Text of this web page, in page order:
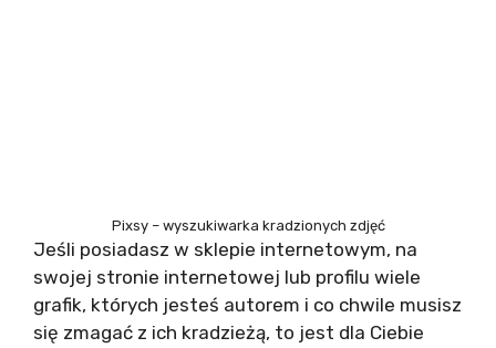
Pixsy – wyszukiwarka kradzionych zdjęć
Jeśli posiadasz w sklepie internetowym, na
swojej stronie internetowej lub profilu wiele
grafik, których jesteś autorem i co chwile musisz
się zmagać z ich kradzieżą, to jest dla Ciebie